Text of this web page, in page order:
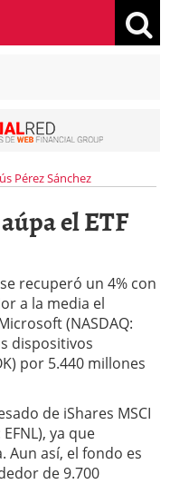
Pérez Sánchez
el ETF
recuperó un 4% con
a la media el
(NASDAQ:
dispositivos
por 5.440 millones
de iShares MSCI
ya que
Aun así, el fondo es
de 9.700